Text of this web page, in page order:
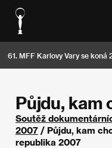
61. MFF Karlovy Vary se koná
Půjdu, kam
Soutěž
2007 / Půjdu, kam
republika 2007